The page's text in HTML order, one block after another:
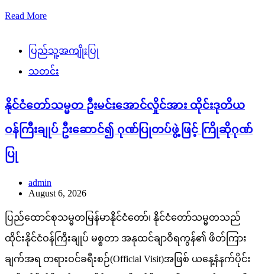
Read More
ပြည်သူ့အကျိုးပြု
သတင်း
နိုင်ငံတော်သမ္မတ ဦးမင်းအောင်လှိုင်အား ထိုင်းဒုတိယ
ဝန်ကြီးချုပ် ဦးဆောင်၍ ဂုဏ်ပြုတပ်ဖွဲ့ဖြင့် ကြိုဆိုဂုဏ်
ပြု
admin
August 6, 2026
ပြည်ထောင်စုသမ္မတမြန်မာနိုင်ငံတော်၊ နိုင်ငံတော်သမ္မတသည်
ထိုင်းနိုင်ငံဝန်ကြီးချုပ် မစ္စတာ အနုထင်ချာဝီရကွန်၏ ဖိတ်ကြား
ချက်အရ တရားဝင်ခရီးစဉ်(Official Visit)အဖြစ် ယနေ့နံနက်ပိုင်း